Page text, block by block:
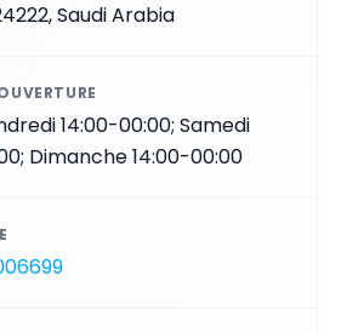
Saudi Arabia
14:00-00:00; Samedi
Dimanche 14:00-00:00